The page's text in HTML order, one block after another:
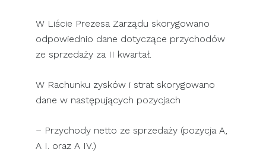
W Liście Prezesa Zarządu skorygowano
odpowiednio dane dotyczące przychodów
ze sprzedaży za II kwartał.
W Rachunku zysków i strat skorygowano
dane w następujących pozycjach
– Przychody netto ze sprzedaży (pozycja A,
A I. oraz A IV.)